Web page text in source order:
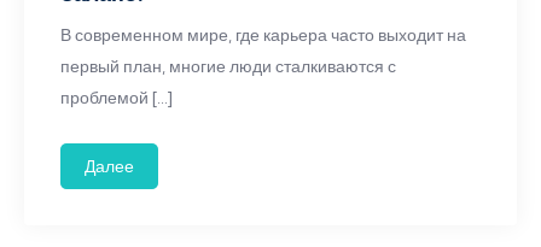
В современном мире, где карьера часто выходит на
первый план, многие люди сталкиваются с
проблемой […]
Далее